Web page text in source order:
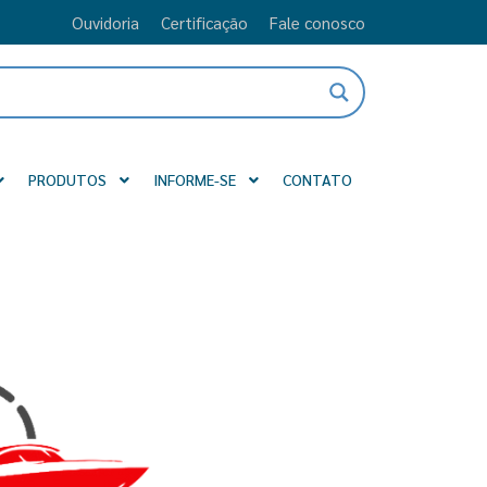
Ouvidoria Certificação Fale conosco
PRODUTOS INFORME-SE CONTATO